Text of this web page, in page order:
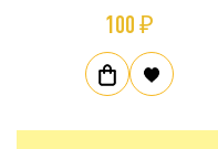
100 ₽